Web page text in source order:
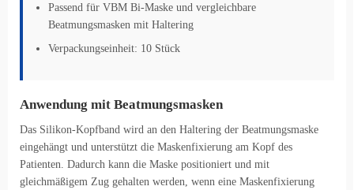
Passend für VBM Bi-Maske und vergleichbare
Beatmungsmasken mit Haltering
Verpackungseinheit: 10 Stück
Anwendung mit Beatmungsmasken
Das Silikon-Kopfband wird an den Haltering der Beatmungsmaske
eingehängt und unterstützt die Maskenfixierung am Kopf des
Patienten. Dadurch kann die Maske positioniert und mit
gleichmäßigem Zug gehalten werden, wenn eine Maskenfixierung